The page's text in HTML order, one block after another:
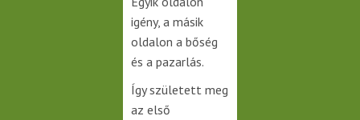
igény, a másik
oldalon a bőség
és a pazarlás.
Így született meg
az első